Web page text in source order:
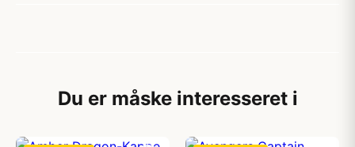
Du er måske interesseret i